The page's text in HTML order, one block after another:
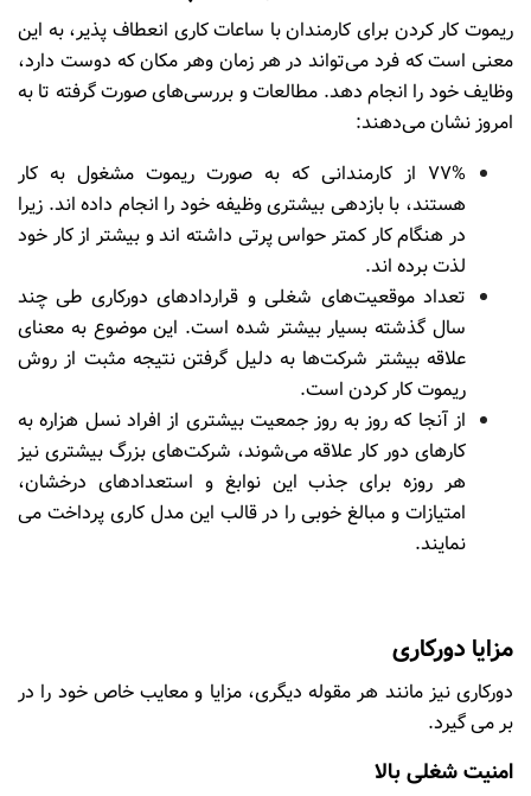
ریموت کار کردن برای کارمندان با ساعات کاری انعطاف پذیر، به این
معنی است که فرد می‌تواند در هر زمان وهر مکان که دوست دارد،
وظایف خود را انجام دهد. مطالعات و بررسی‌های صورت گرفته تا به
امروز نشان می‌دهند:
۷۷% از کارمندانی که به صورت ریموت مشغول به کار
هستند، با بازدهی بیشتری وظیفه خود را انجام داده اند. زیرا
در هنگام کار کمتر حواس پرتی داشته اند و بیشتر از کار خود
لذت برده اند.
تعداد موقعیت‌های شغلی و قراردادهای دورکاری طی چند
سال گذشته بسیار بیشتر شده است. این موضوع به معنای
علاقه بیشتر شرکت‌ها به دلیل گرفتن نتیجه مثبت از روش
ریموت کار کردن است.
از آنجا که روز به روز جمعیت بیشتری از افراد نسل هزاره به
کارهای دور کار علاقه می‌شوند، شرکت‌های بزرگ بیشتری نیز
هر روزه برای جذب این نوابغ و استعدادهای درخشان،
امتیازات و مبالغ خوبی را در قالب این مدل کاری پرداخت می
نمایند.
مزایا دورکاری
دورکاری نیز مانند هر مقوله دیگری، مزایا و معایب خاص خود را در
بر می گیرد.
امنیت شغلی بالا